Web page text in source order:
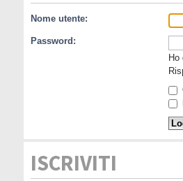
Nome utente:
Password:
Ho
ISCRIVITI